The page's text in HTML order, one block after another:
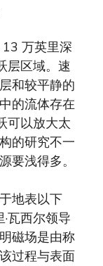
万英里深
层区域。速
和较平静的
的流体存在
可以放大太
的研究不一
要浅得多。
地表以下
瓦西尔领导
磁场是由称
过程与表面